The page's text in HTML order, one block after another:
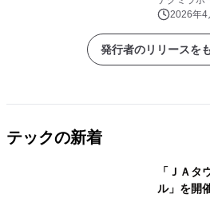
アジア地
2026年4
発行者のリリースを
テックの新着
「ＪＡタ
ル」を開